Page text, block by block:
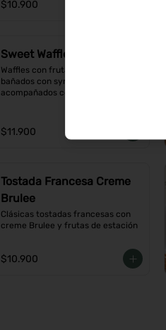
$10.900
Sweet Waffles
Waffles con frutas de temporada,
bañados con syrup de caramelo y
acompañados con helado de
$11.900
Tostada Francesa Creme
Brulee
Clásicas tostadas francesas con
creme Brulee y frutas de estación
$10.900